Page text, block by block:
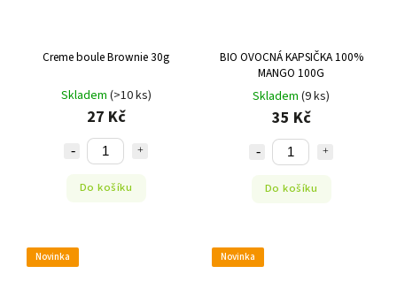
Creme boule Brownie 30g
Skladem (>10 ks)
27 Kč
Do košíku
BIO OVOCNÁ KAPSIČKA 100%
MANGO 100G
Skladem (9 ks)
35 Kč
Do košíku
Novinka Novinka